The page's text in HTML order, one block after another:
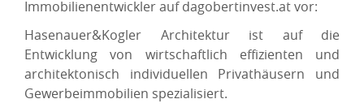
Immobilienentwickler auf dagobertinvest.at vor:
Hasenauer&Kogler Architektur ist auf die
Entwicklung von wirtschaftlich effizienten und
architektonisch individuellen Privathäusern und
Gewerbeimmobilien spezialisiert.